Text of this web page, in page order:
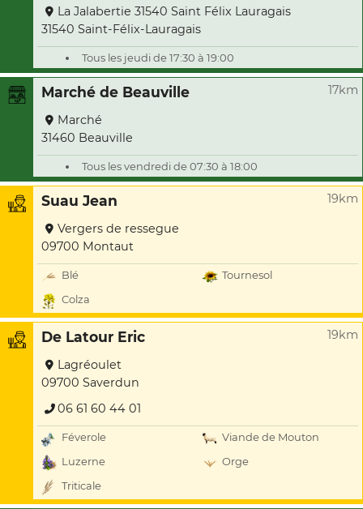
La Jalabertie 31540 Saint Félix Lauragais
31540 Saint-Félix-Lauragais
Tous les jeudi de 17:30 à 19:00
Marché de Beauville 17km
Marché
31460 Beauville
Tous les vendredi de 07:30 à 18:00
Suau Jean 19km
Vergers de ressegue
09700 Montaut
Blé
Tournesol
Colza
De Latour Eric 19km
Lagréoulet
09700 Saverdun
06 61 60 44 01
Féverole
Viande de Mouton
Luzerne
Orge
Triticale